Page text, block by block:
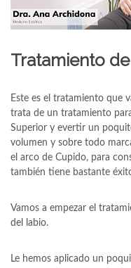
Tratamiento
Este es el tratamiento que
trata de un tratamiento
Superior y evertir un
volumen y sobre todo
el arco de Cupido, para
también tiene bastante
Vamos a empezar el
del labio.
Le hemos aplicado un